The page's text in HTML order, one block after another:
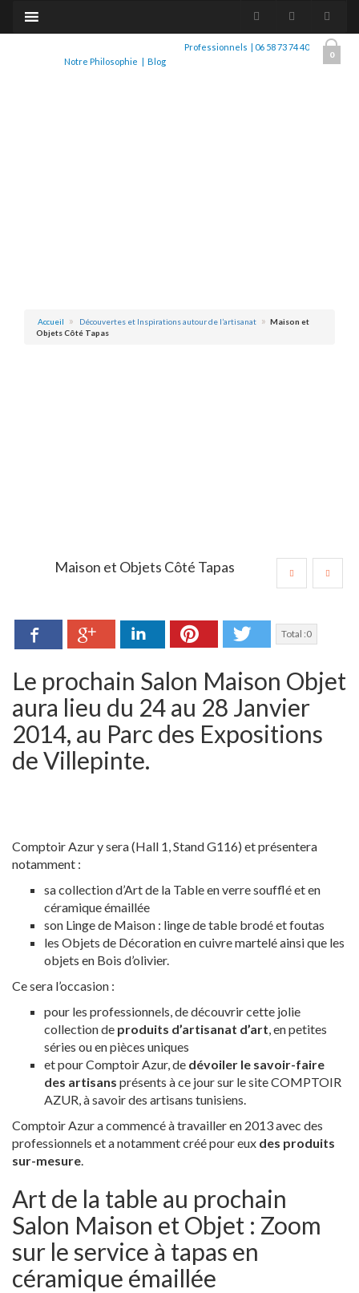
0
Notre Philosophie | Blog
Professionnels | 06 58 73 74 40
Accueil Découvertes et Inspirations autour de l’artisanat
Maison et
Objets Côté Tapas
Maison et Objets Côté Tapas
Facebook Google+ LinkedIn Pinterest Twitter
Total :0
Le prochain Salon Maison Objet
aura lieu du 24 au 28 Janvier
2014, au Parc des Expositions
de Villepinte.
Comptoir Azur y sera (Hall 1, Stand G116) et présentera
notamment :
sa collection d’Art de la Table en verre soufflé et en
céramique émaillée
son Linge de Maison : linge de table brodé et foutas
les Objets de Décoration en cuivre martelé ainsi que les
objets en Bois d’olivier.
Ce sera l’occasion :
pour les professionnels, de découvrir cette jolie
collection de produits d’artisanat d’art , en petites
séries ou en pièces uniques
et pour Comptoir Azur, de dévoiler le savoir-faire
des artisans présents à ce jour sur le site COMPTOIR
AZUR, à savoir des artisans tunisiens.
Comptoir Azur a commencé à travailler en 2013 avec des
professionnels et a notamment créé pour eux des produits
sur-mesure
Art de la table au prochain
Salon Maison et Objet : Zoom
sur le service à tapas en
céramique émaillée